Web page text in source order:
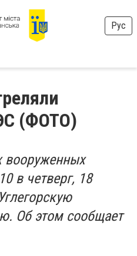
Рус
(ФОТО)
вооруженных
в четверг, 18
Об этом сообщает